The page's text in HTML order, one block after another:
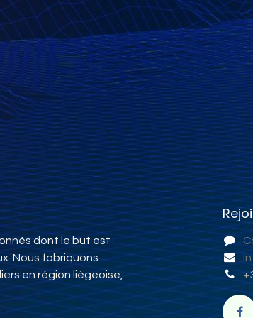
dont le but est
Nous fabriquons
en région liègeoise,